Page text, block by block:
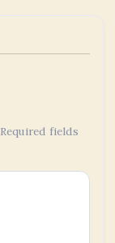
Required fields